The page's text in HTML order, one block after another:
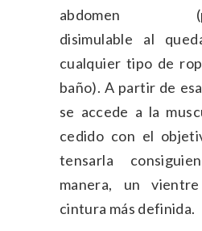
abdomen
disimulable al
cualquier tipo de
baño). A partir de
se accede a la
cedido con el
tensarla
manera, un
cintura más definida.